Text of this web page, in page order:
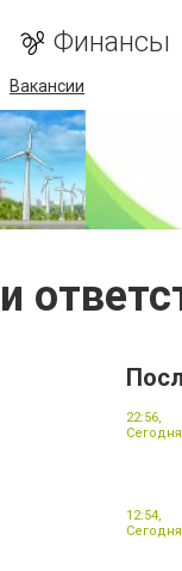
Финансы
Вакансии
22:56,
Сегодня
12:54,
Сегодня